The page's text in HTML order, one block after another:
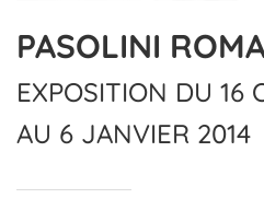
PASOLINI
EXPOSITION DU 16
AU 6 JANVIER 2014